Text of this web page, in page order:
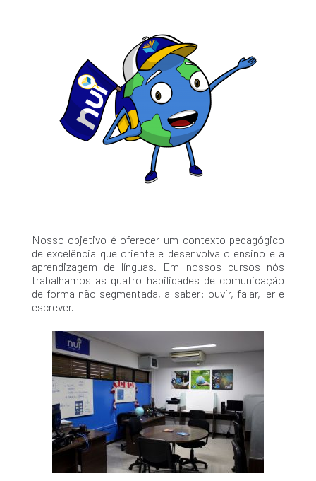
Nosso objetivo é oferecer um contexto pedagógico
de excelência que oriente e desenvolva o ensino e a
aprendizagem de línguas. Em nossos cursos nós
trabalhamos as quatro habilidades de comunicação
de forma não segmentada, a saber: ouvir, falar, ler e
escrever.